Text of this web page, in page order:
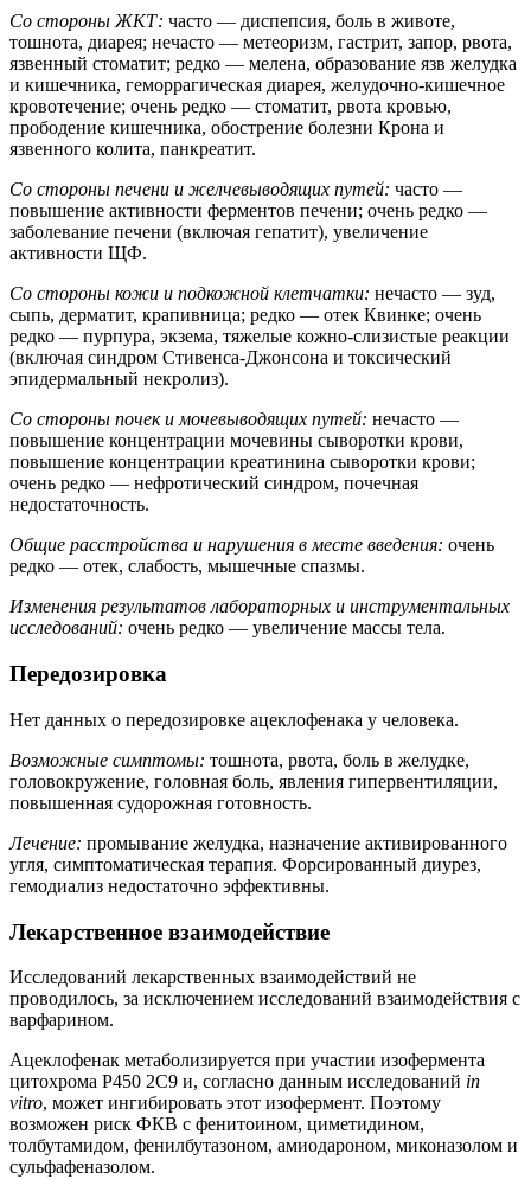
Со стороны ЖКТ: часто — диспепсия, боль в животе,
тошнота, диарея; нечасто — метеоризм, гастрит, запор, рвота,
язвенный стоматит; редко — мелена, образование язв желудка
и кишечника, геморрагическая диарея, желудочно-кишечное
кровотечение; очень редко — стоматит, рвота кровью,
прободение кишечника, обострение болезни Крона и
язвенного колита, панкреатит.
Со стороны печени и желчевыводящих путей: часто —
повышение активности ферментов печени; очень редко —
заболевание печени (включая гепатит), увеличение
активности ЩФ.
Со стороны кожи и подкожной клетчатки: нечасто — зуд,
сыпь, дерматит, крапивница; редко — отек Квинке; очень
редко — пурпура, экзема, тяжелые кожно-слизистые реакции
(включая синдром Стивенса-Джонсона и токсический
эпидермальный некролиз).
Со стороны почек и мочевыводящих путей: нечасто —
повышение концентрации мочевины сыворотки крови,
повышение концентрации креатинина сыворотки крови;
очень редко — нефротический синдром, почечная
недостаточность.
Общие расстройства и нарушения в месте введения: очень
редко — отек, слабость, мышечные спазмы.
Изменения результатов лабораторных и инструментальных
исследований: очень редко — увеличение массы тела.
Передозировка
Нет данных о передозировке ацеклофенака у человека.
Возможные симптомы: тошнота, рвота, боль в желудке,
головокружение, головная боль, явления гипервентиляции,
повышенная судорожная готовность.
Лечение: промывание желудка, назначение активированного
угля, симптоматическая терапия. Форсированный диурез,
гемодиализ недостаточно эффективны.
Лекарственное взаимодействие
Исследований лекарственных взаимодействий не
проводилось, за исключением исследований взаимодействия с
варфарином.
Ацеклофенак метаболизируется при участии изофермента
цитохрома P450 2C9 и, согласно данным исследований in
vitro, может ингибировать этот изофермент. Поэтому
возможен риск ФКВ с фенитоином, циметидином,
толбутамидом, фенилбутазоном, амиодароном, миконазолом и
сульфафеназолом.